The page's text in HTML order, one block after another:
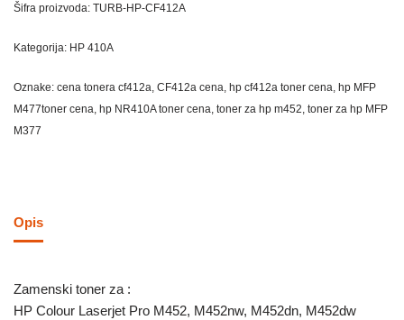
Šifra proizvoda: TURB-HP-CF412A
Kategorija: HP 410A
Oznake: cena tonera cf412a, CF412a cena, hp cf412a toner cena, hp MFP
M477toner cena, hp NR410A toner cena, toner za hp m452, toner za hp MFP
M377
Opis
Zamenski toner za :
HP Colour Laserjet Pro M452, M452nw, M452dn, M452dw